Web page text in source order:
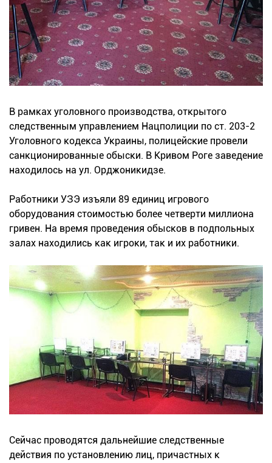
В рамках уголовного производства, открытого
следственным управлением Нацполиции по ст. 203-2
Уголовного кодекса Украины, полицейские провели
санкционированные обыски. В Кривом Роге заведение
находилось на ул. Орджоникидзе.
Работники УЗЭ изъяли 89 единиц игрового
оборудования стоимостью более четверти миллиона
гривен. На время проведения обысков в подпольных
залах находились как игроки, так и их работники.
Сейчас проводятся дальнейшие следственные
действия по установлению лиц, причастных к